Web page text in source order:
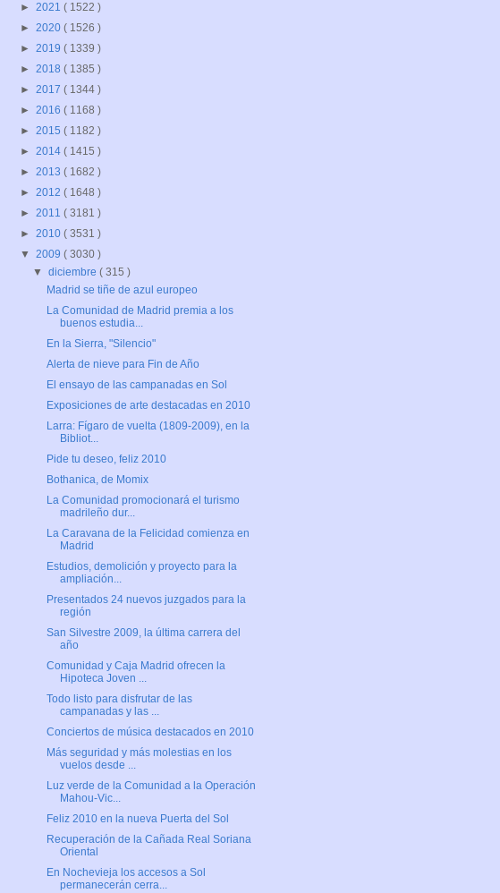
► 2021 ( 1522 )
► 2020 ( 1526 )
► 2019 ( 1339 )
► 2018 ( 1385 )
► 2017 ( 1344 )
► 2016 ( 1168 )
► 2015 ( 1182 )
► 2014 ( 1415 )
► 2013 ( 1682 )
► 2012 ( 1648 )
► 2011 ( 3181 )
► 2010 ( 3531 )
▼ 2009 ( 3030 )
▼diciembre( 315 )
Madrid se tiñe de azul europeo
La Comunidad de Madrid premia a los
buenos estudia...
En la Sierra, "Silencio"
Alerta de nieve para Fin de Año
El ensayo de las campanadas en Sol
Exposiciones de arte destacadas en 2010
Larra: Fígaro de vuelta (1809-2009), en la
Bibliot...
Pide tu deseo, feliz 2010
Bothanica, de Momix
La Comunidad promocionará el turismo
madrileño dur...
La Caravana de la Felicidad comienza en
Madrid
Estudios, demolición y proyecto para la
ampliación...
Presentados 24 nuevos juzgados para la
región
San Silvestre 2009, la última carrera del
año
Comunidad y Caja Madrid ofrecen la
Hipoteca Joven ...
Todo listo para disfrutar de las
campanadas y las ...
Conciertos de música destacados en 2010
Más seguridad y más molestias en los
vuelos desde ...
Luz verde de la Comunidad a la Operación
Mahou-Vic...
Feliz 2010 en la nueva Puerta del Sol
Recuperación de la Cañada Real Soriana
Oriental
En Nochevieja los accesos a Sol
permanecerán cerra...